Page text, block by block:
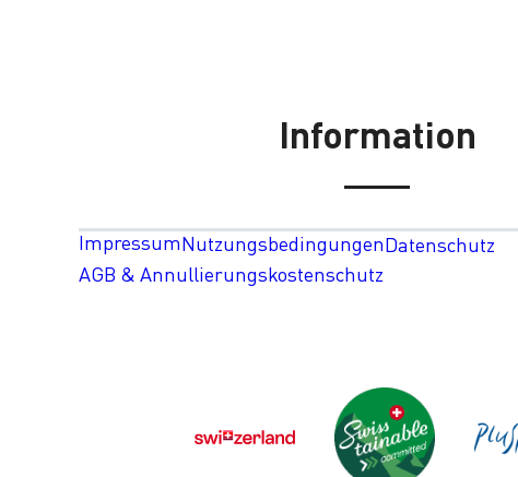
Information
ImpressumNutzungsbedingungenDatenschutz
AGB & Annullierungskostenschutz